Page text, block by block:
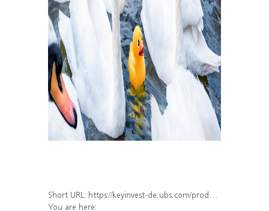
Short URL: https://keyinvest-de.ubs.com/produkt/detail/index/isin/DE000WA8J7X8
You are here: